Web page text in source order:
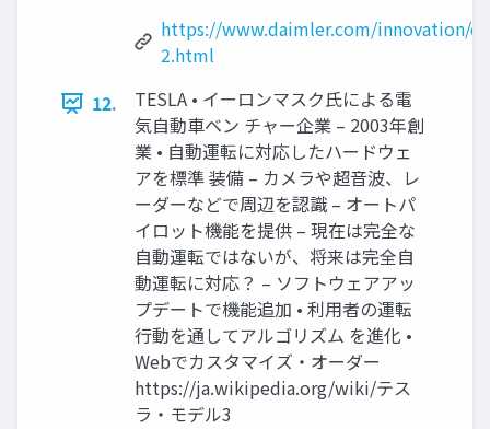
https://www.daimler.com/innovation/
2.html
12.
TESLA • イーロンマスク氏による電
気自動車ベン チャー企業 – 2003年創
業 • 自動運転に対応したハードウェ
アを標準 装備 – カメラや超音波、レ
ーダーなどで周辺を認識 – オートパ
イロット機能を提供 – 現在は完全な
自動運転ではないが、将来は完全自
動運転に対応？ – ソフトウェアアッ
プデートで機能追加 • 利用者の運転
行動を通してアルゴリズム を進化 •
Webでカスタマイズ・オーダー
https://ja.wikipedia.org/wiki/テス
ラ・モデル3